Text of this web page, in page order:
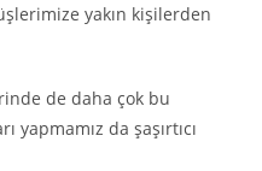
yakın kişilerden
de daha çok bu
yapmamız da şaşırtıcı